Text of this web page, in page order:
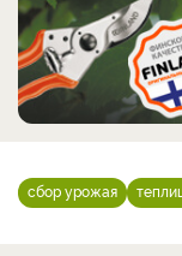
сбор урожая